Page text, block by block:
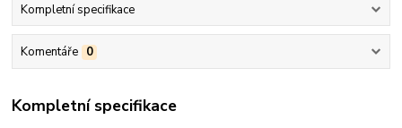
Kompletní specifikace
Komentáře 0
Kompletní specifikace